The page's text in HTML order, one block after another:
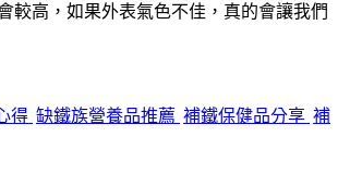
較高，如果外表氣色不佳，真的會讓我們
得 缺鐵族營養品推薦 補鐵保健品分享 補